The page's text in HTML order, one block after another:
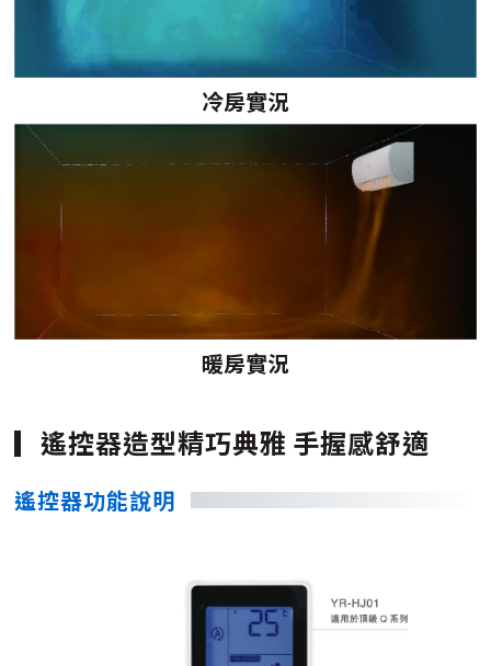
冷房實況
暖房實況
遙控器造型精巧典雅 手握感舒適
遙控器功能說明